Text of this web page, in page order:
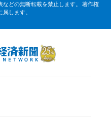
どの無断転載を禁止します。 著作権
します。